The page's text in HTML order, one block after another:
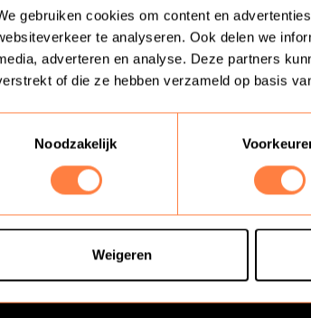
gebruiken cookies om content en
te analyseren. Ook delen we
adverteren en analyse. Deze partners
of die ze hebben verzameld op basis
Noodzakelijk
Weigeren
Geen opleidingen gevonden!